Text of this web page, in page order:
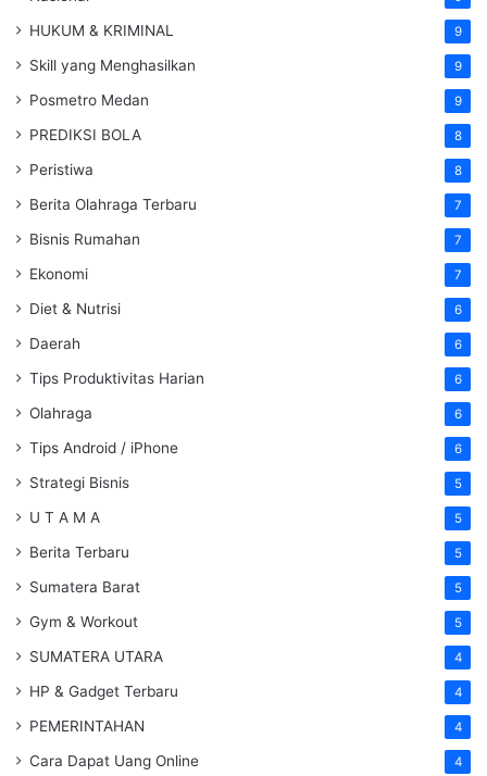
HUKUM & KRIMINAL 9
Skill yang Menghasilkan 9
Posmetro Medan 9
PREDIKSI BOLA 8
Peristiwa 8
Berita Olahraga Terbaru 7
Bisnis Rumahan 7
Ekonomi 7
Diet & Nutrisi 6
Daerah 6
Tips Produktivitas Harian 6
Olahraga 6
Tips Android / iPhone 6
Strategi Bisnis 5
U T A M A 5
Berita Terbaru 5
Sumatera Barat 5
Gym & Workout 5
SUMATERA UTARA 4
HP & Gadget Terbaru 4
PEMERINTAHAN 4
Cara Dapat Uang Online 4